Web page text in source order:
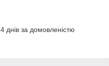
днів за домовленістю